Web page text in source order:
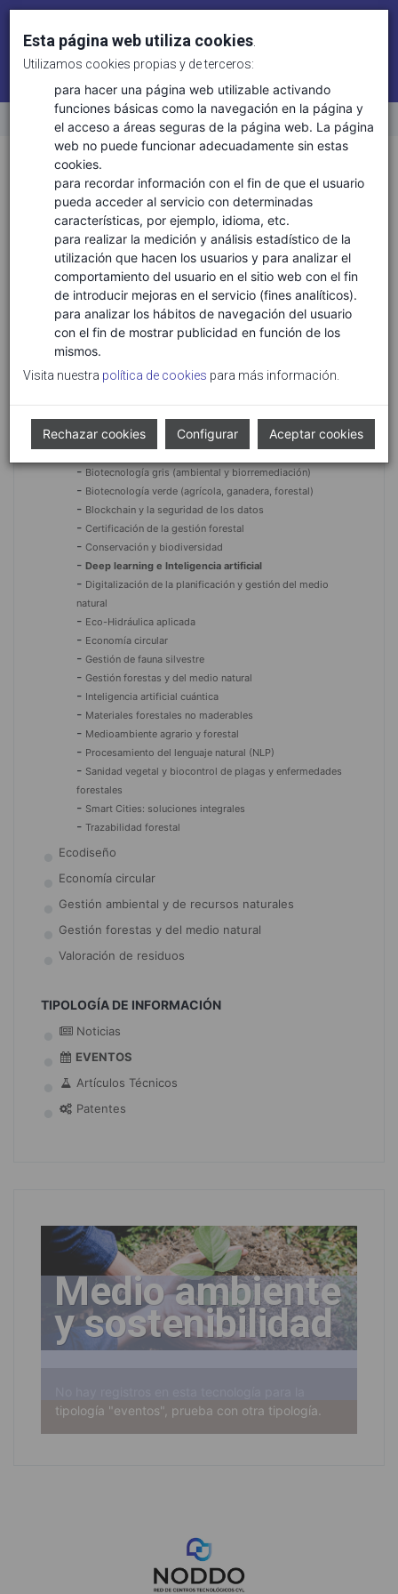
Disciplinas técnicas Medio ambiente y sostenibilidad
Esta página web utiliza cookies
Utilizamos cookies propias y de terceros:
para hacer una página web utilizable activando
funciones básicas como la navegación en la página y
el acceso a áreas seguras de la página web. La página
web no puede funcionar adecuadamente sin estas
cookies.
para recordar información con el fin de que el usuario
pueda acceder al servicio con determinadas
características, por ejemplo, idioma, etc.
para realizar la medición y análisis estadístico de la
utilización que hacen los usuarios y para analizar el
comportamiento del usuario en el sitio web con el fin
de introducir mejoras en el servicio (fines analíticos).
para analizar los hábitos de navegación del usuario
con el fin de mostrar publicidad en función de los
mismos.
Visita nuestra política de cookies para más información.
Rechazar cookies Configurar Aceptar cookies
DISCIPLINAS TÉCNICAS
Medio Ambiente y Sostenibilidad
ÁREAS DE CONOCIMIENTO
Bioeconomía
-Alimentos de origen forestal (Edibles)
-
-Biotecnología gris (ambiental y biorremediación)
- Biotecnología verde (agrícola, ganadera, forestal)
- Blockchain y la seguridad de los datos
- Certificación de la gestión forestal
- Conservación y biodiversidad
- Deep learning e Inteligencia artificial
- Digitalización de la planificación y gestión del medio
natural
- Eco-Hidráulica aplicada
- Economía circular
- Gestión de fauna silvestre
- Gestión forestas y del medio natural
- Inteligencia artificial cuántica
- Materiales forestales no maderables
- Medioambiente agrario y forestal
- Procesamiento del lenguaje natural (NLP)
- Sanidad vegetal y biocontrol de plagas y enfermedades
forestales
- Smart Cities: soluciones integrales
- Trazabilidad forestal
Ecodiseño
Economía circular
Gestión ambiental y de recursos naturales
Gestión forestas y del medio natural
Valoración de residuos
TIPOLOGÍA DE INFORMACIÓN
Noticias
EVENTOS
Artículos Técnicos
Patentes
Medio ambiente
y sostenibilidad
tipología "eventos", prueba con otra tipología.